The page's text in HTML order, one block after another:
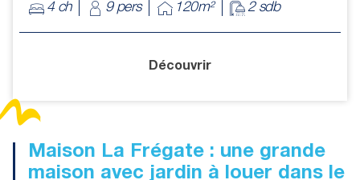
4 ch
9 pers 120m² 2 sdb
Découvrir
Maison La Frégate : une grande
maison avec jardin à louer dans le